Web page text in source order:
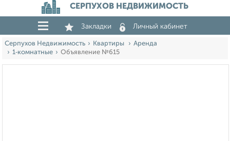
СЕРПУХОВ НЕДВИЖИМОСТЬ
Закладки Личный кабинет
Серпухов Недвижимость Квартиры
Аренда
1‑комнатные
Объявление №615